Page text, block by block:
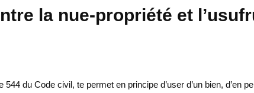
la nue-propriété et
544 du Code civil, te permet en principe d’user d’un bien,